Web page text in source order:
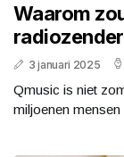
Waarom
3 januari 2025
Qmusic is niet
miljoenen mensen